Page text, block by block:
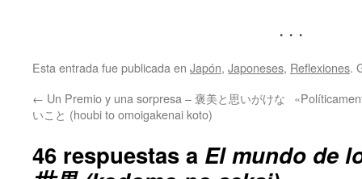
. . .
Esta entrada fue publicada en Japón, Japoneses, Reflexiones.
← Un Premio y una sorpresa – 褒美と思いがけな
いこと (houbi to omoigakenai koto)
46 respuestas a El mundo de